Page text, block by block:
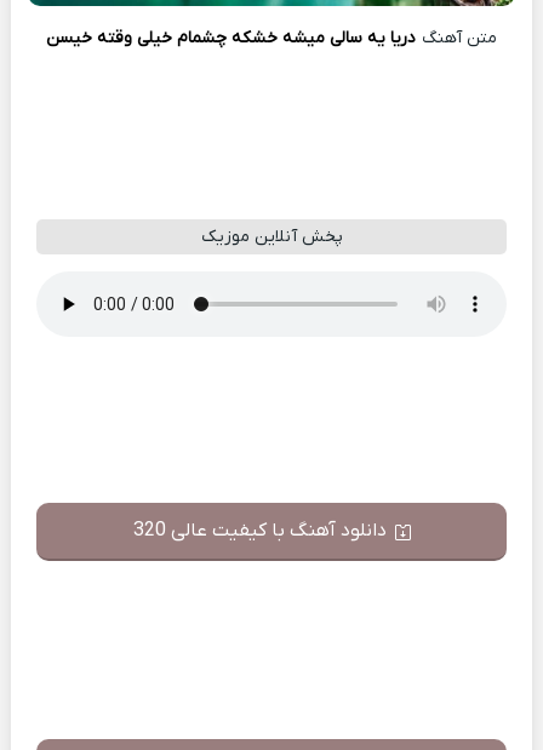
متن آهنگ دریا یه سالی میشه خشکه چشمام خیلی وقته خیسن
پخش آنلاین موزیک
دانلود آهنگ با کیفیت عالی 320